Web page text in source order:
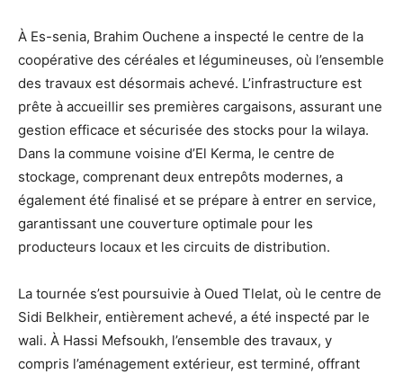
À Es-senia, Brahim Ouchene a inspecté le centre de la
coopérative des céréales et légumineuses, où l’ensemble
des travaux est désormais achevé. L’infrastructure est
prête à accueillir ses premières cargaisons, assurant une
gestion efficace et sécurisée des stocks pour la wilaya.
Dans la commune voisine d’El Kerma, le centre de
stockage, comprenant deux entrepôts modernes, a
également été finalisé et se prépare à entrer en service,
garantissant une couverture optimale pour les
producteurs locaux et les circuits de distribution.
La tournée s’est poursuivie à Oued Tlelat, où le centre de
Sidi Belkheir, entièrement achevé, a été inspecté par le
wali. À Hassi Mefsoukh, l’ensemble des travaux, y
compris l’aménagement extérieur, est terminé, offrant